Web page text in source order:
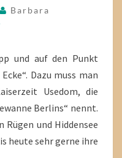
Barbara
und auf den Punkt
Dazu muss man
Usedom, die
Berlins“ nennt.
und Hiddensee
heute sehr gerne ihre